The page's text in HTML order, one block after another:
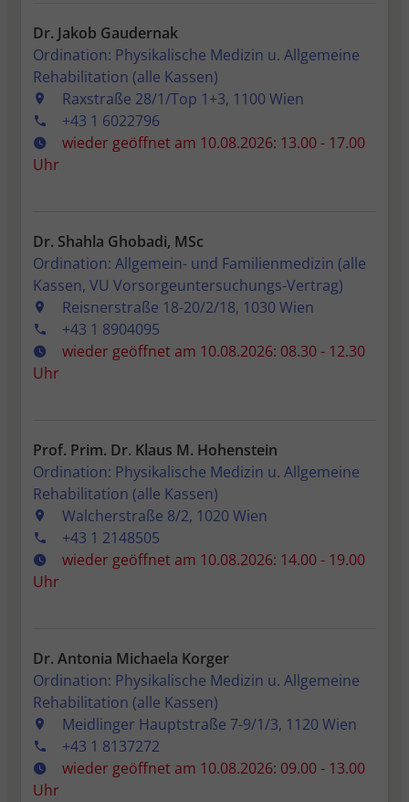
Dr. Jakob Gaudernak
Ordination: Physikalische Medizin u. Allgemeine
Rehabilitation (alle Kassen)
Raxstraße 28/1/Top 1+3, 1100 Wien
+43 1 6022796
wieder geöffnet am 10.08.2026: 13.00 - 17.00
Uhr
Dr. Shahla Ghobadi, MSc
Ordination: Allgemein- und Familienmedizin (alle
Kassen, VU Vorsorgeuntersuchungs-Vertrag)
Reisnerstraße 18-20/2/18, 1030 Wien
+43 1 8904095
wieder geöffnet am 10.08.2026: 08.30 - 12.30
Uhr
Prof. Prim. Dr. Klaus M. Hohenstein
Ordination: Physikalische Medizin u. Allgemeine
Rehabilitation (alle Kassen)
Walcherstraße 8/2, 1020 Wien
+43 1 2148505
wieder geöffnet am 10.08.2026: 14.00 - 19.00
Uhr
Dr. Antonia Michaela Korger
Ordination: Physikalische Medizin u. Allgemeine
Rehabilitation (alle Kassen)
Meidlinger Hauptstraße 7-9/1/3, 1120 Wien
+43 1 8137272
wieder geöffnet am 10.08.2026: 09.00 - 13.00
Uhr